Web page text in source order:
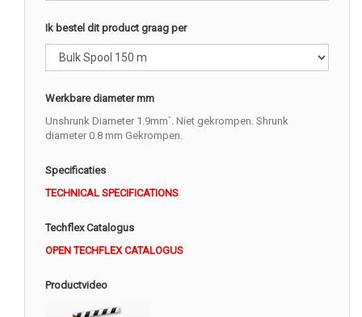
Ik bestel dit product graag per
Werkbare diameter mm
Unshrunk Diameter 1.9mm`. Niet gekrompen. Shrunk
diameter 0.8 mm Gekrompen.
Specificaties
TECHNICAL SPECIFICATIONS
Techflex Catalogus
OPEN TECHFLEX CATALOGUS
Productvideo